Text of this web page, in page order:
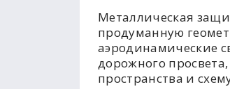
Металлическая
продуманную
аэродинамические
дорожного
пространства и